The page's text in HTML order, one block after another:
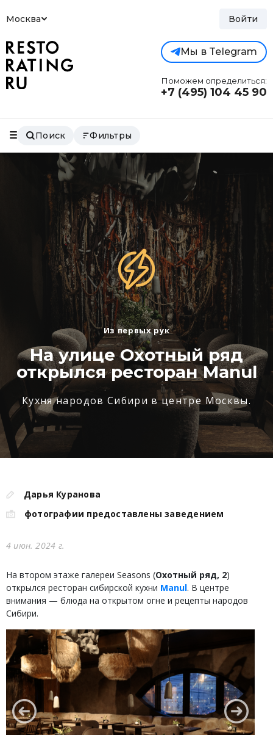
Москва Войти
Мы в Telegram
Поможем определиться:
+7 (495) 104 45 90
Поиск Фильтры
Из первых рук
На улице Охотный ряд
открылся ресторан Manul
Кухня народов Сибири в центре Москвы.
Дарья Куранова
фотографии предоставлены заведением
4 июн. 2024 г.
На втором этаже галереи Seasons (Охотный ряд, 2)
открылся ресторан сибирской кухни Manul. В центре
внимания — блюда на открытом огне и рецепты народов
Сибири.